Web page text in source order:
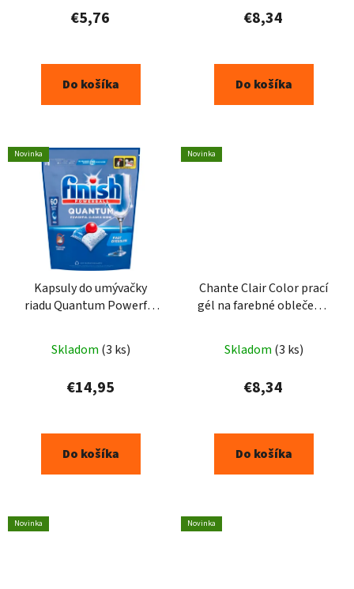
€5,76
Do košíka
€8,34
Do košíka
Novinka
Kapsuly do umývačky
riadu Quantum Powerful
Skladom (3 ks)
€14,95
Do košíka
Novinka
Chante Clair Color prací
gél na farebné oblečenie
Skladom (3 ks)
€8,34
Do košíka
Novinka Novinka